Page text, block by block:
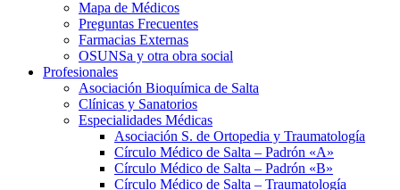
Mapa de Médicos
Preguntas Frecuentes
Farmacias Externas
OSUNSa y otra obra social
Profesionales
Asociación Bioquímica de Salta
Clínicas y Sanatorios
Especialidades Médicas
Asociación S. de Ortopedia y Traumatología
Círculo Médico de Salta – Padrón «A»
Círculo Médico de Salta – Padrón «B»
Círculo Médico de Salta – Traumatología